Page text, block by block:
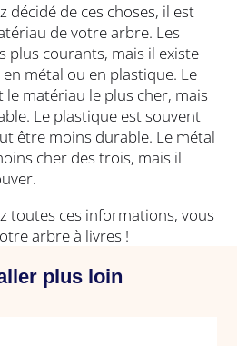
décidé de ces choses, il est
de votre arbre. Les
plus courants, mais il existe
métal ou en plastique. Le
le matériau le plus cher, mais
Le plastique est souvent
être moins durable. Le métal
cher des trois, mais il
toutes ces informations, vous
arbre à livres !
plus loin